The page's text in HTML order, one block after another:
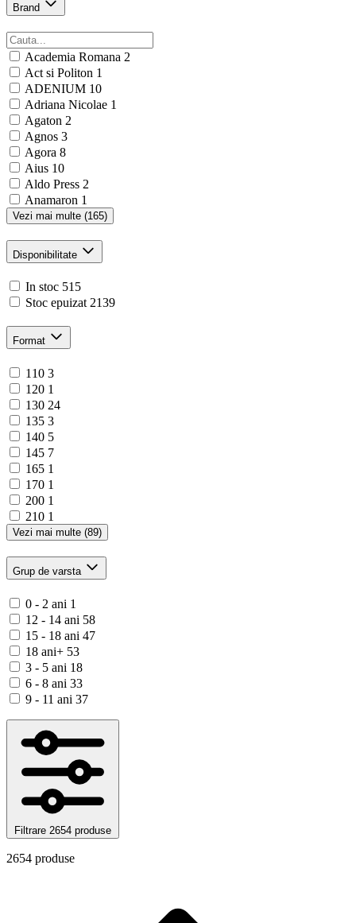
Brand
Academia Romana 2
Act si Politon 1
ADENIUM 10
Adriana Nicolae 1
Agaton 2
Agnos 3
Agora 8
Aius 10
Aldo Press 2
Anamaron 1
Vezi mai multe (165)
Disponibilitate
In stoc 515
Stoc epuizat 2139
Format
110 3
120 1
130 24
135 3
140 5
145 7
165 1
170 1
200 1
210 1
Vezi mai multe (89)
Grup de varsta
0 - 2 ani 1
12 - 14 ani 58
15 - 18 ani 47
18 ani+ 53
3 - 5 ani 18
6 - 8 ani 33
9 - 11 ani 37
Filtrare 2654 produse
2654 produse